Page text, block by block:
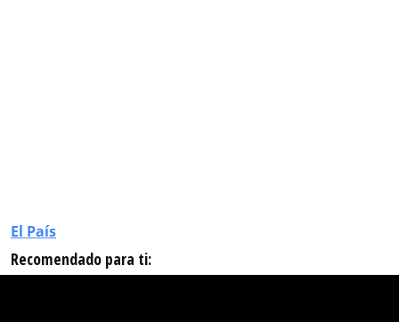
El País
Recomendado para ti: